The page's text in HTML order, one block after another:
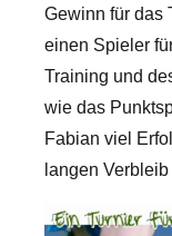
Gewinn für das
einen Spieler
Training und
wie das
Fabian viel
langen